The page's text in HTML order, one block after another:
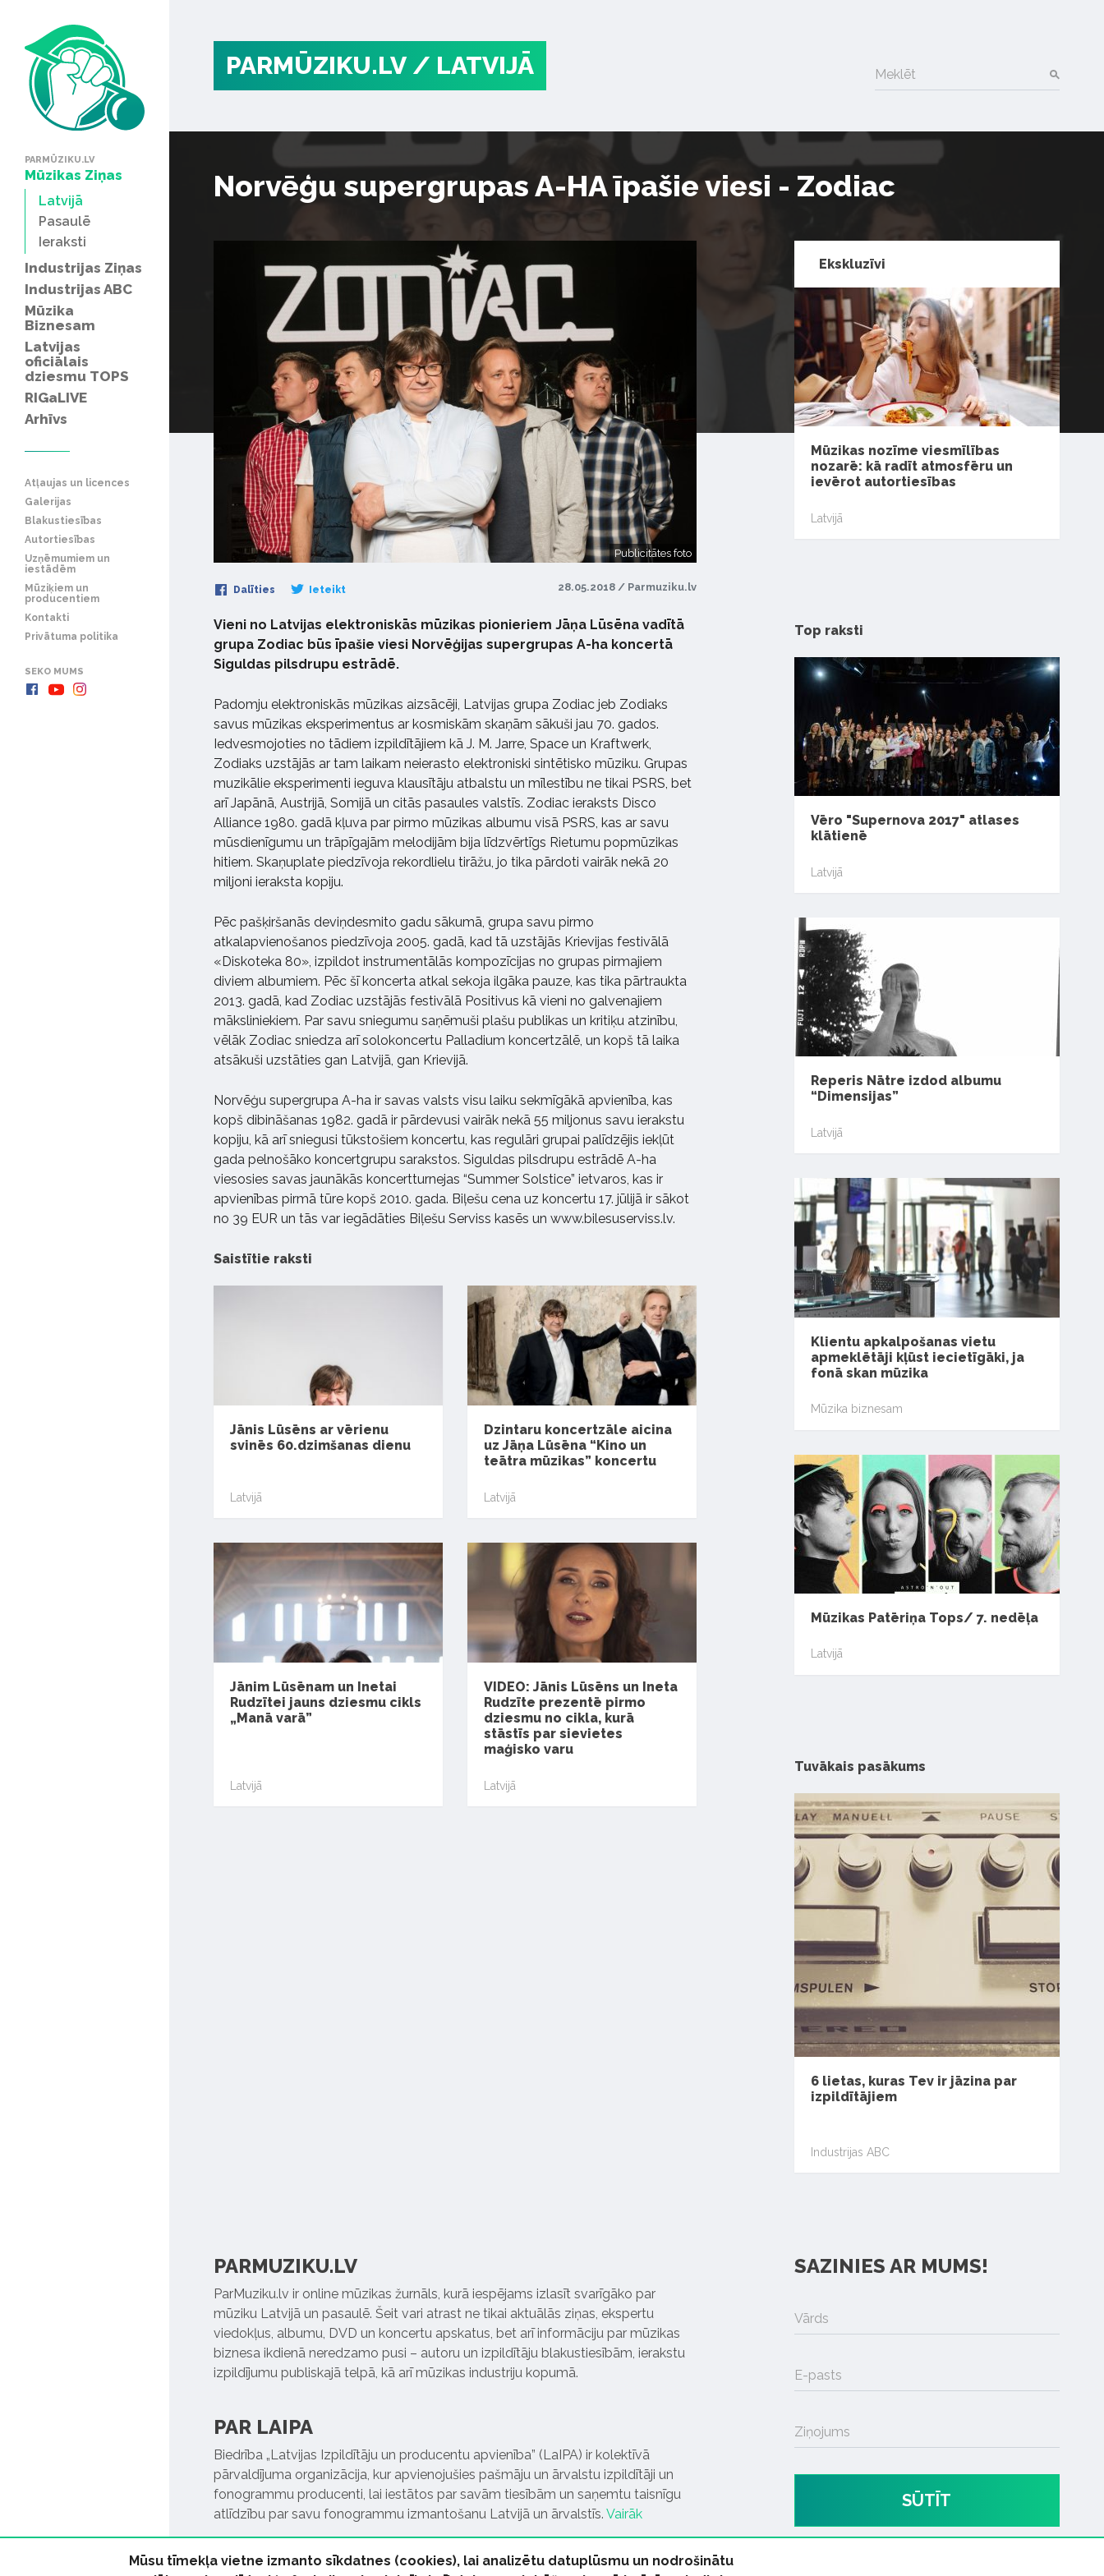
PARMŪZIKU.LV
Mūzikas Ziņas
Latvijā
Pasaulē
Ieraksti
Industrijas Ziņas
Industrijas ABC
Mūzika
Biznesam
Latvijas
oficiālais
dziesmu TOPS
RIGaLIVE
Arhīvs
Atļaujas un licences
Galerijas
Blakustiesības
Autortiesības
Uzņēmumiem un
iestādēm
Mūziķiem un
producentiem
Kontakti
Privātuma politika
SEKO MUMS
PARMŪZIKU.LV / LATVIJĀ Meklēt
Norvēģu supergrupas A-HA īpašie viesi - Zodiac
Publicitātes foto
Dalīties Ieteikt 28.05.2018 / Parmuziku.lv
Vieni no Latvijas elektroniskās mūzikas pionieriem Jāņa Lūsēna vadītā
grupa Zodiac būs īpašie viesi Norvēģijas supergrupas A-ha koncertā
Siguldas pilsdrupu estrādē.
Padomju elektroniskās mūzikas aizsācēji, Latvijas grupa Zodiac jeb Zodiaks
savus mūzikas eksperimentus ar kosmiskām skaņām sākuši jau 70. gados.
Iedvesmojoties no tādiem izpildītājiem kā J. M. Jarre, Space un Kraftwerk,
Zodiaks uzstājās ar tam laikam neierasto elektroniski sintētisko mūziku. Grupas
muzikālie eksperimenti ieguva klausītāju atbalstu un mīlestību ne tikai PSRS, bet
arī Japānā, Austrijā, Somijā un citās pasaules valstīs. Zodiac ieraksts Disco
Alliance 1980. gadā kļuva par pirmo mūzikas albumu visā PSRS, kas ar savu
mūsdienīgumu un trāpīgajām melodijām bija līdzvērtīgs Rietumu popmūzikas
hitiem. Skaņuplate piedzīvoja rekordlielu tirāžu, jo tika pārdoti vairāk nekā 20
miljoni ieraksta kopiju.
Pēc pašķiršanās deviņdesmito gadu sākumā, grupa savu pirmo
atkalapvienošanos piedzīvoja 2005. gadā, kad tā uzstājās Krievijas festivālā
«Diskoteka 80», izpildot instrumentālās kompozīcijas no grupas pirmajiem
diviem albumiem. Pēc šī koncerta atkal sekoja ilgāka pauze, kas tika pārtraukta
2013. gadā, kad Zodiac uzstājās festivālā Positivus kā vieni no galvenajiem
māksliniekiem. Par savu sniegumu saņēmuši plašu publikas un kritiķu atzinību,
vēlāk Zodiac sniedza arī solokoncertu Palladium koncertzālē, un kopš tā laika
atsākuši uzstāties gan Latvijā, gan Krievijā.
Norvēģu supergrupa A-ha ir savas valsts visu laiku sekmīgākā apvienība, kas
kopš dibināšanas 1982. gadā ir pārdevusi vairāk nekā 55 miljonus savu ierakstu
kopiju, kā arī sniegusi tūkstošiem koncertu, kas regulāri grupai palīdzējis iekļūt
gada pelnošāko koncertgrupu sarakstos. Siguldas pilsdrupu estrādē A-ha
viesosies savas jaunākās koncertturnejas “Summer Solstice” ietvaros, kas ir
apvienības pirmā tūre kopš 2010. gada. Biļešu cena uz koncertu 17. jūlijā ir sākot
no 39 EUR un tās var iegādāties Biļešu Serviss kasēs un www.bilesuserviss.lv.
Saistītie raksti
Jānis Lūsēns ar vērienu
svinēs 60.dzimšanas dienu
Latvijā
Dzintaru koncertzāle aicina
uz Jāņa Lūsēna “Kino un
teātra mūzikas” koncertu
Latvijā
Jānim Lūsēnam un Inetai
Rudzītei jauns dziesmu cikls
„Manā varā”
Latvijā
VIDEO: Jānis Lūsēns un Ineta
Rudzīte prezentē pirmo
dziesmu no cikla, kurā
stāstīs par sievietes
maģisko varu
Latvijā
Ekskluzīvi
Mūzikas nozīme viesmīlības
nozarē: kā radīt atmosfēru un
ievērot autortiesības
Latvijā
Top raksti
Vēro "Supernova 2017" atlases
klātienē
Latvijā
Reperis Nātre izdod albumu
“Dimensijas”
Latvijā
Klientu apkalpošanas vietu
apmeklētāji kļūst iecietīgāki, ja
fonā skan mūzika
Mūzika biznesam
Mūzikas Patēriņa Tops/ 7. nedēļa
Latvijā
Tuvākais pasākums
6 lietas, kuras Tev ir jāzina par
izpildītājiem
Industrijas ABC
PARMUZIKU.LV
ParMuziku.lv ir online mūzikas žurnāls, kurā iespējams izlasīt svarīgāko par
mūziku Latvijā un pasaulē. Šeit vari atrast ne tikai aktuālās ziņas, ekspertu
viedokļus, albumu, DVD un koncertu apskatus, bet arī informāciju par mūzikas
biznesa ikdienā neredzamo pusi – autoru un izpildītāju blakustiesībām, ierakstu
izpildījumu publiskajā telpā, kā arī mūzikas industriju kopumā.
PAR LAIPA
Biedrība „Latvijas Izpildītāju un producentu apvienība” (LaIPA) ir kolektīvā
pārvaldījuma organizācija, kur apvienojušies pašmāju un ārvalstu izpildītāji un
fonogrammu producenti, lai iestātos par savām tiesībām un saņemtu taisnīgu
atlīdzību par savu fonogrammu izmantošanu Latvijā un ārvalstīs. Vairāk
SAZINIES AR MUMS!
Vārds
E-pasts
Ziņojums
SŪTĪT
Mūsu tīmekļa vietne izmanto sīkdatnes (cookies), lai analizētu datuplūsmu un nodrošinātu